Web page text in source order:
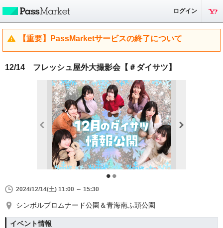
ログイン
【重要】PassMarketサービスの終了について
12/14 フレッシュ屋外大撮影会【＃ダイサツ】
2024/12/14(土) 11:00 ～ 15:30
シンボルプロムナード公園＆青海南ふ頭公園
イベント情報